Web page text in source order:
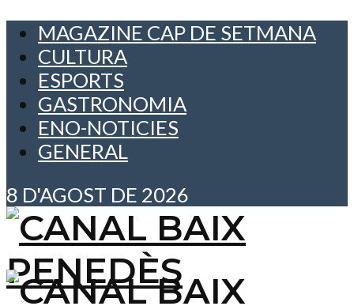
MAGAZINE CAP DE SETMANA
CULTURA
ESPORTS
GASTRONOMIA
ENO-NOTICIES
GENERAL
8 D'AGOST DE 2026